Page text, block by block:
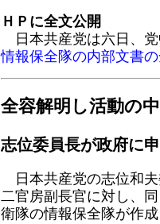
ＨＰに全文公開
日本共産党は六日、
情報保全隊の内部文書
全容解明し活動の
志位委員長が政府に
日本共産党の志位和
二官房副長官に対し、
衛隊の情報保全隊が作